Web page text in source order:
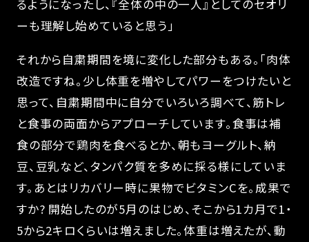
るようになったし、『全体の中の一人』としてのセオリ
ーも理解し始めていると思う」
それから自粛期間を境に変化した部分もある。「肉体
改造ですね。少し体重を増やしてパワーをつけたいと
思って、自粛期間中に自分でいろいろ調べて、筋トレ
と食事の両面からアプローチしています。食事は補
食の部分で鶏肉を食べるとか、朝もヨーグルト、納
豆、豆乳など、タンパク質を多めに採る様にしていま
す。あとはリカバリー時に果物でビタミンCを。成果で
すか? 開始したのが5月のはじめ、そこから1カ月で1・
5から2キロくらいは増えました。体重は増えたが、動